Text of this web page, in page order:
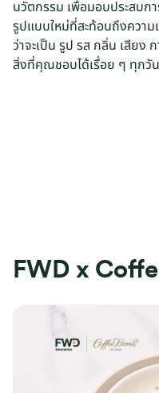
นวัตกรรม เพื่อมอบประสบก
รูปแบบใหม่ที่สะท้อนถึงควา
ว่าจะเป็น รูป รส กลิ่น เสียง
สิ่งที่คุณชอบได้เรื่อย ๆ ทุกวัน
FWD x